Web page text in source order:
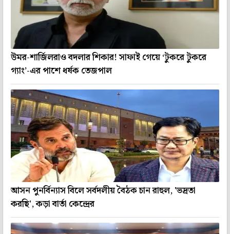
উমর-শার্জিলরাও বদলার শিকার! সাফাই গেয়ে ‘টুকরে টুকরে
গ্যাং’-এর পাশে ধর্ষক তেজপাল
আসন পুনর্বিন্যাস বিলে সর্বদলীয় বৈঠক চান রাহুল, 'ভদ্রতা
করছি', কড়া বার্তা কেন্দ্রের